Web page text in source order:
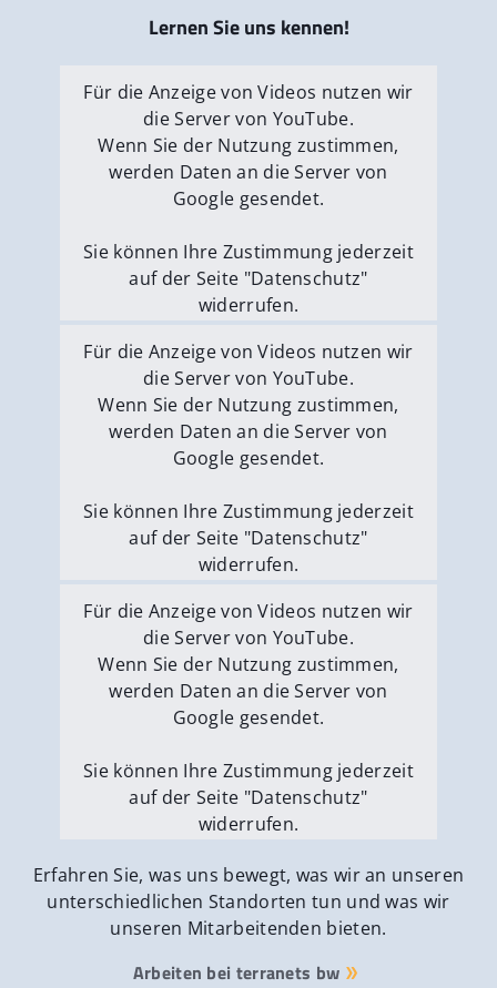
Lernen Sie uns kennen!
Für die Anzeige von Videos nutzen wir
die Server von YouTube.
Wenn Sie der Nutzung zustimmen,
werden Daten an die Server von
Google gesendet.
Sie können Ihre Zustimmung jederzeit
auf der Seite "Datenschutz"
widerrufen.
Externe Medien erlauben
Für die Anzeige von Videos nutzen wir
die Server von YouTube.
Wenn Sie der Nutzung zustimmen,
werden Daten an die Server von
Google gesendet.
Sie können Ihre Zustimmung jederzeit
auf der Seite "Datenschutz"
widerrufen.
Externe Medien erlauben
Für die Anzeige von Videos nutzen wir
die Server von YouTube.
Wenn Sie der Nutzung zustimmen,
werden Daten an die Server von
Google gesendet.
Sie können Ihre Zustimmung jederzeit
auf der Seite "Datenschutz"
widerrufen.
Externe Medien erlauben
Erfahren Sie, was uns bewegt, was wir an unseren
unterschiedlichen Standorten tun und was wir
unseren Mitarbeitenden bieten.
Arbeiten bei terranets bw